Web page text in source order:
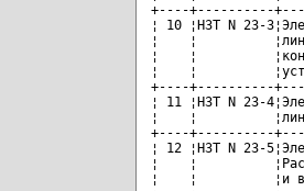
+----+----------
¦ 10 ¦НЗТ N 23-
¦    ¦
¦    ¦
¦    ¦
+----+----------
¦ 11 ¦HЗT N 23-
¦    ¦
+----+----------
¦ 12 ¦HЗT N 23-
¦    ¦
¦    ¦